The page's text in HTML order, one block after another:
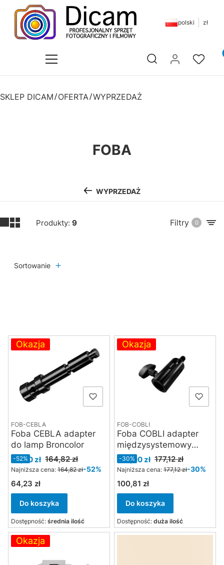
polski zł
Otwórz wyszukiwarkę
SKLEP DICAM OFERTA WYPRZEDAŻ
FOBA
WYPRZEDAŻ
Produkty: 9 Filtry 0
Sortowanie
Lista produktów
Okazja
FOB-CEBLA
Foba CEBLA adapter
do lamp Broncolor
Cena promocyjna
79,00 zł 164,82 zł
-52%
Najniższa cena: 164,82 zł-52%
Cena
64,23 zł
Do koszyka
Dostępność: średnia ilość
Okazja
FOB-COBLI
Foba COBLI adapter
międzysystemowy
Manfrotto-Foba
Combitube
Cena promocyjna
124,00 zł 177,12 zł
-30%
Najniższa cena: 177,12 zł-30%
Cena
100,81 zł
Do koszyka
Dostępność: duża ilość
Okazja